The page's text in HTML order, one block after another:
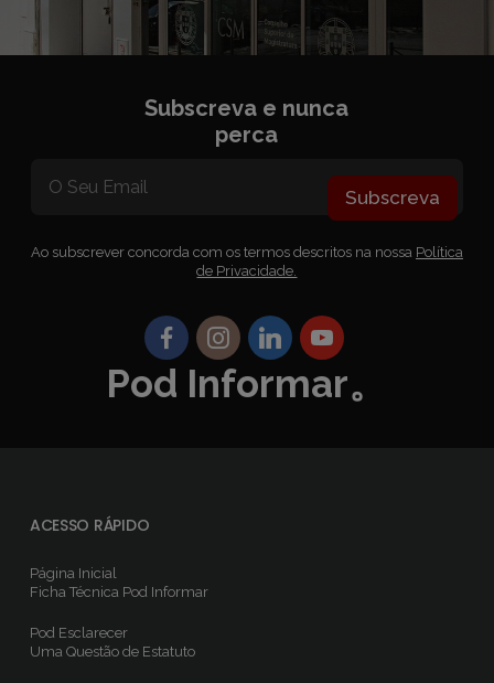
Subscreva e nunca
perca
Subscreva
Ao subscrever concorda com os termos descritos na nossa Política
de Privacidade.
Pod Informar。
ACESSO RÁPIDO
Página Inicial
Ficha TécnicaPod Informar
Pod Esclarecer
Uma Questão de Estatuto